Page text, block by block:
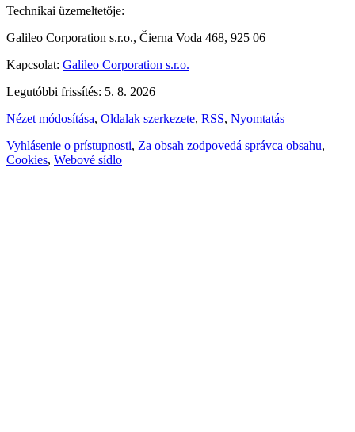
Technikai üzemeltetője:
Galileo Corporation s.r.o., Čierna Voda 468, 925 06
Kapcsolat: Galileo Corporation s.r.o.
Legutóbbi frissítés: 5. 8. 2026
Nézet módosítása, Oldalak szerkezete, RSS, Nyomtatás
Vyhlásenie o prístupnosti, Za obsah zodpovedá správca obsahu,
Cookies, Webové sídlo